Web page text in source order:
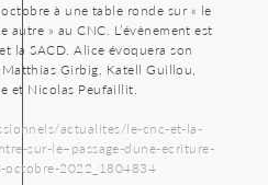
à une table ronde sur « le
autre » au CNC. L’évènement est
la SACD. Alice évoquera son
Girbig, Katell Guillou,
et Nicolas Peufaillit.
actualites/le-cnc-et-la-
sur-le–passage-dune-ecriture-
octobre-2022_1804834